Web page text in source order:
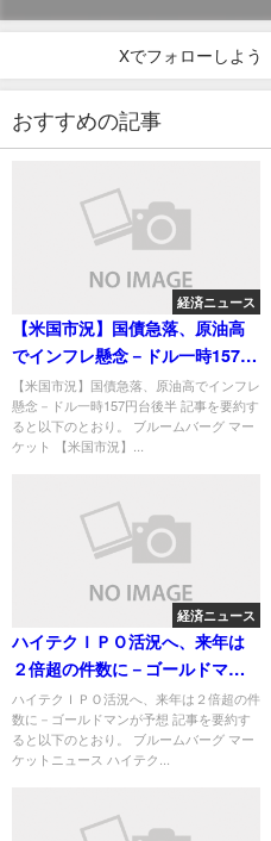
Xでフォローしよう
おすすめの記事
経済ニュース
【米国市況】国債急落、原油高
でインフレ懸念－ドル一時157円
台後半
【米国市況】国債急落、原油高でインフレ
懸念－ドル一時157円台後半 記事を要約す
ると以下のとおり。 ブルームバーグ マー
ケット 【米国市況】...
経済ニュース
ハイテクＩＰＯ活況へ、来年は
２倍超の件数に－ゴールドマン
が予想
ハイテクＩＰＯ活況へ、来年は２倍超の件
数に－ゴールドマンが予想 記事を要約す
ると以下のとおり。 ブルームバーグ マー
ケットニュース ハイテク...